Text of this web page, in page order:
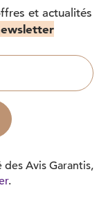
et actualités
Avis Garantis,
.